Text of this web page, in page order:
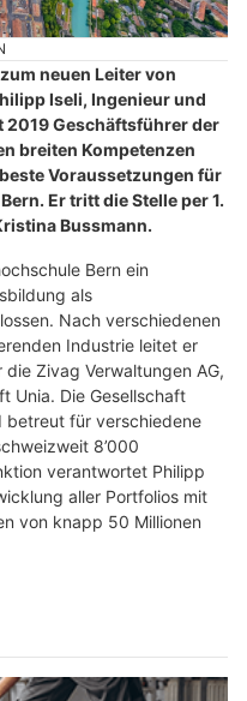
neuen Leiter von
Iseli, Ingenieur und
Geschäftsführer der
breiten Kompetenzen
Voraussetzungen für
Er tritt die Stelle per 1.
Bussmann.
Bern ein
als
Nach verschiedenen
Industrie leitet er
Zivag Verwaltungen AG,
Unia. Die Gesellschaft
für verschiedene
8’000
verantwortet Philipp
aller Portfolios mit
von knapp 50 Millionen